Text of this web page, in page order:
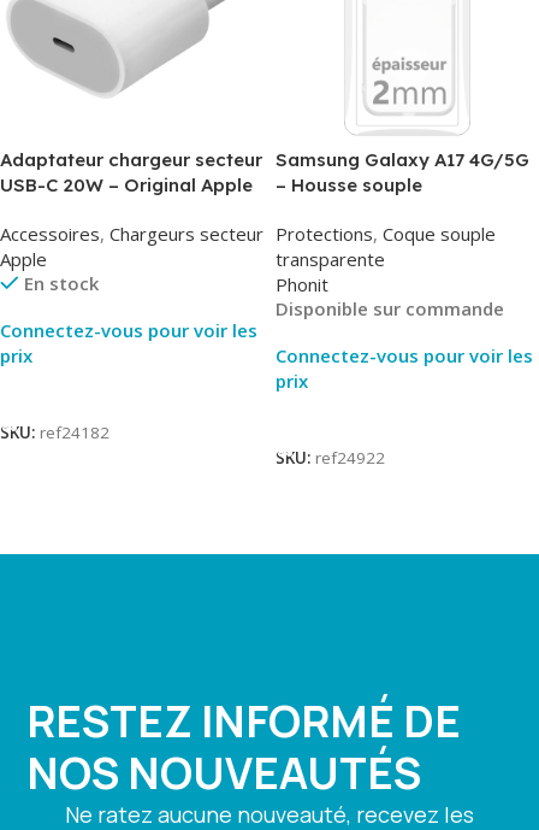
Adaptateur chargeur secteur
USB-C 20W – Original Apple
Accessoires, Chargeurs secteur
Apple
En stock
Connectez-vous pour voir les
prix
SKU: ref24182
Samsung Galaxy A17 4G/5G
– Housse souple
Protections, Coque souple
transparente
Phonit
Disponible sur commande
Connectez-vous pour voir les
prix
SKU: ref24922
RESTEZ INFORMÉ DE
NOS NOUVEAUTÉS
Ne ratez aucune nouveauté, recevez les